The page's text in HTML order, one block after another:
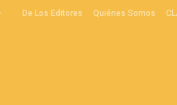
De Los Editores Quiénes Somos